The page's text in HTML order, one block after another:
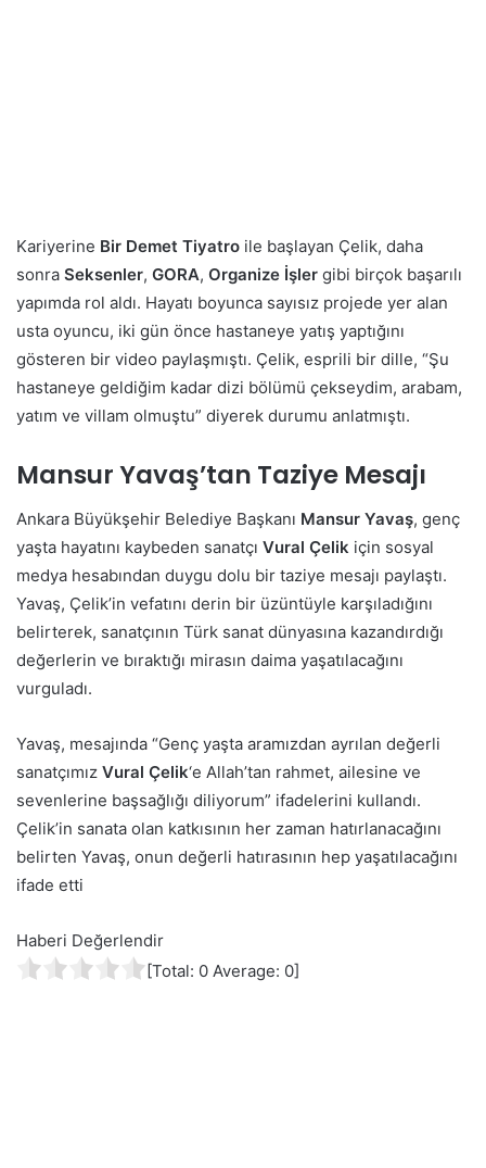
Kariyerine Bir Demet Tiyatro ile başlayan Çelik, daha
sonra Seksenler, GORA, Organize İşler gibi birçok başarılı
yapımda rol aldı. Hayatı boyunca sayısız projede yer alan
usta oyuncu, iki gün önce hastaneye yatış yaptığını
gösteren bir video paylaşmıştı. Çelik, esprili bir dille, “Şu
hastaneye geldiğim kadar dizi bölümü çekseydim, arabam,
yatım ve villam olmuştu” diyerek durumu anlatmıştı.
Mansur Yavaş’tan Taziye Mesajı
Ankara Büyükşehir Belediye Başkanı Mansur Yavaş, genç
yaşta hayatını kaybeden sanatçı Vural Çelik için sosyal
medya hesabından duygu dolu bir taziye mesajı paylaştı.
Yavaş, Çelik’in vefatını derin bir üzüntüyle karşıladığını
belirterek, sanatçının Türk sanat dünyasına kazandırdığı
değerlerin ve bıraktığı mirasın daima yaşatılacağını
vurguladı.
Yavaş, mesajında “Genç yaşta aramızdan ayrılan değerli
sanatçımız Vural Çelik‘e Allah’tan rahmet, ailesine ve
sevenlerine başsağlığı diliyorum” ifadelerini kullandı.
Çelik’in sanata olan katkısının her zaman hatırlanacağını
belirten Yavaş, onun değerli hatırasının hep yaşatılacağını
ifade etti
Haberi Değerlendir
[Total: 0 Average: 0]